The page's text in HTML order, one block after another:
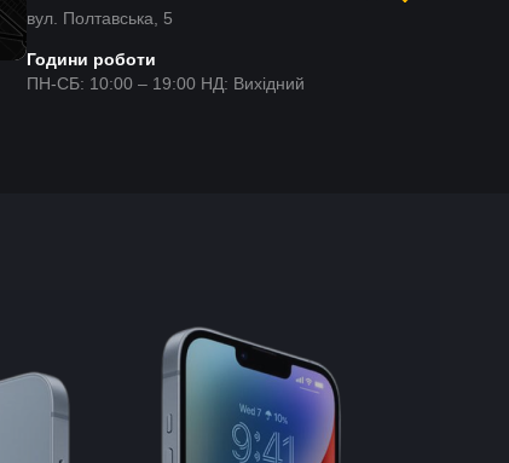
вул. Полтавська, 5
Години роботи
ПН-СБ: 10:00 – 19:00 НД: Вихідний